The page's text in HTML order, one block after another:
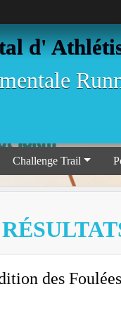
d'
Challenge Trail
des